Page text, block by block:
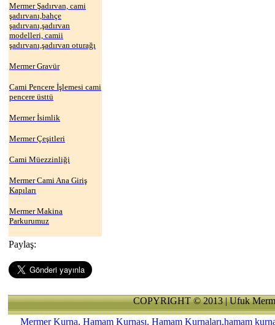
Mermer Şadırvan, cami
şadırvanı,bahçe
şadırvanı,şadırvan
modelleri, camii
şadırvanı,şadırvan oturağı
Mermer Gravür
Cami Pencere İşlemesi cami
pencere üsttü
Mermer İsimlik
Mermer Çeşitleri
Cami Müezzinliği
Mermer Cami Ana Giriş
Kapıları
Mermer Makina
Parkurumuz
Paylaş:
COPYRIGHT © 2013 | Ufuk
Mermer Kurna, Hamam Kurnası, Hamam Kurnaları,hamam